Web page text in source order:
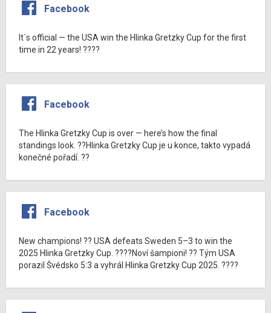
Facebook
It´s official — the USA win the Hlinka Gretzky Cup for the first
time in 22 years! ????
Facebook
The Hlinka Gretzky Cup is over — here’s how the final
standings look. ??Hlinka Gretzky Cup je u konce, takto vypadá
konečné pořadí. ??
Facebook
New champions! ?? USA defeats Sweden 5–3 to win the
2025 Hlinka Gretzky Cup. ????Noví šampioni! ?? Tým USA
porazil Švédsko 5:3 a vyhrál Hlinka Gretzky Cup 2025. ????